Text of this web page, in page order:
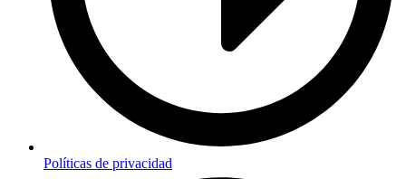
Políticas de privacidad